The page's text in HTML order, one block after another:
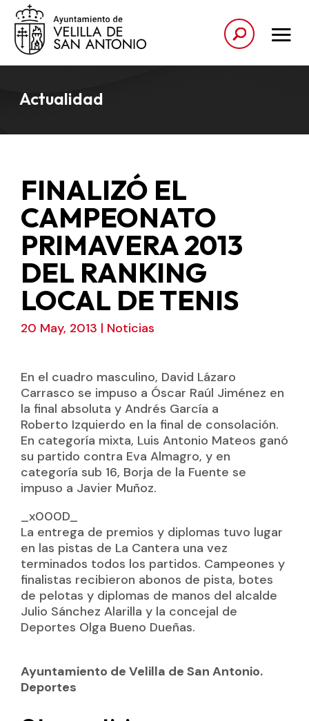
Actualidad
FINALIZÓ EL
CAMPEONATO
PRIMAVERA 2013
DEL RANKING
LOCAL DE TENIS
20 May, 2013 | Noticias
En el cuadro masculino, David Lázaro
Carrasco se impuso a Óscar Raúl Jiménez en
la final absoluta y Andrés García a
Roberto Izquierdo en la final de consolación.
En categoría mixta, Luis Antonio Mateos ganó
su partido contra Eva Almagro, y en
categoría sub 16, Borja de la Fuente se
impuso a Javier Muñoz.
_x000D_
La entrega de premios y diplomas tuvo lugar
en las pistas de La Cantera una vez
terminados todos los partidos. Campeones y
finalistas recibieron abonos de pista, botes
de pelotas y diplomas de manos del alcalde
Julio Sánchez Alarilla y la concejal de
Deportes Olga Bueno Dueñas.
Ayuntamiento de Velilla de San Antonio.
Deportes